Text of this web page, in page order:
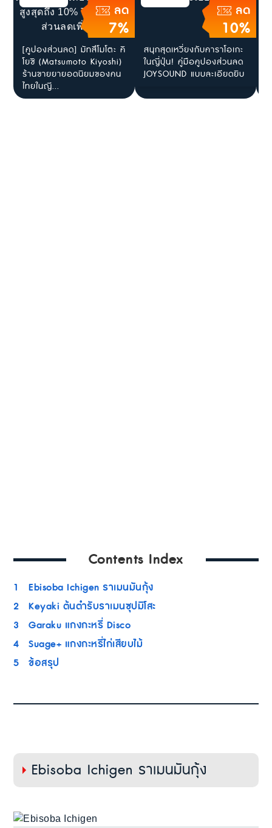
ลด
7%
[คูปองส่วนลด] มัทสึโมโตะ คิ
โยชิ (Matsumoto Kiyoshi)
ร้านขายยายอดนิยมของคน
ไทยในญี...
ลด
10%
สนุกสุดเหวี่ยงกับคาราโอเกะ
ในญี่ปุ่น! คู่มือคูปองส่วนลด
JOYSOUND แบบละเอียดยิบ
Contents Index
1
Ebisoba Ichigen ราเมนมันกุ้ง
2 Keyaki ต้นตำรับราเมนซุปมิโสะ
3
Garaku แกงกะหรี่ Disco
4 Suage+ แกงกะหรี่ไก่เสียบไม้
5 ข้อสรุป
Ebisoba Ichigen ราเมนมันกุ้ง